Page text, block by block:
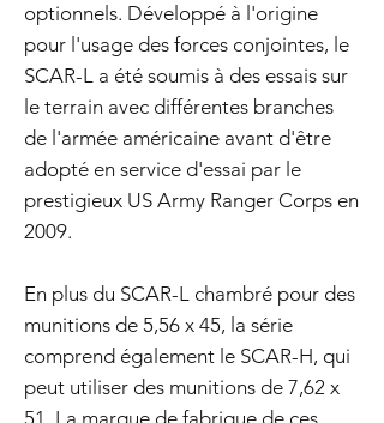
optionnels. Développé à l'origine
pour l'usage des forces conjointes, le
SCAR-L a été soumis à des essais sur
le terrain avec différentes branches
de l'armée américaine avant d'être
adopté en service d'essai par le
prestigieux US Army Ranger Corps en
2009.
En plus du SCAR-L chambré pour des
munitions de 5,56 x 45, la série
comprend également le SCAR-H, qui
peut utiliser des munitions de 7,62 x